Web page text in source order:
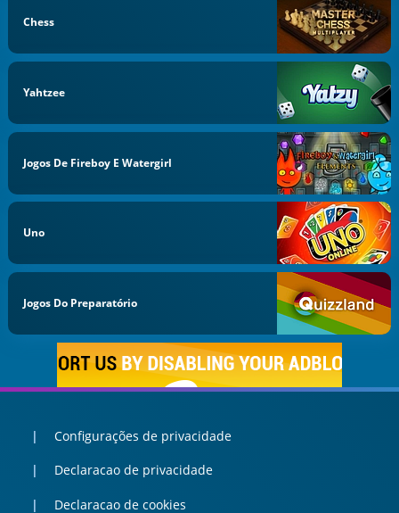
Chess
Yahtzee
Jogos De Fireboy E Watergirl
Uno
Jogos Do Preparatório
Configurações de privacidade
Declaracao de privacidade
Declaracao de cookies